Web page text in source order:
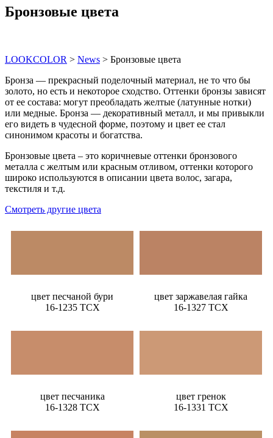
Бронзовые цвета
LOOKCOLOR > News > Бронзовые цвета
Бронза — прекрасный поделочный материал, не то что бы
золото, но есть и некоторое сходство. Оттенки бронзы зависят
от ее состава: могут преобладать желтые (латунные нотки)
или медные. Бронза — декоративный металл, и мы привыкли
его видеть в чудесной форме, поэтому и цвет ее стал
синонимом красоты и богатства.
Бронзовые цвета – это коричневые оттенки бронзового
металла с желтым или красным отливом, оттенки которого
широко используются в описании цвета волос, загара,
текстиля и т.д.
Смотреть другие цвета
цвет песчаной бури
16-1235 TCX
цвет заржавелая гайка
16-1327 TCX
цвет песчаника
16-1328 TCX
цвет гренок
16-1331 TCX